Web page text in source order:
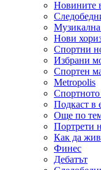
Новините
Нови
Спортни
Избрани
Спортен
Metropolis
Подкаст в
Още по
Портрети
Как да
Финес
Дебатът